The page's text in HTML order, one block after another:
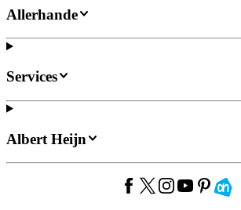
Allerhande
Services
Albert Heijn